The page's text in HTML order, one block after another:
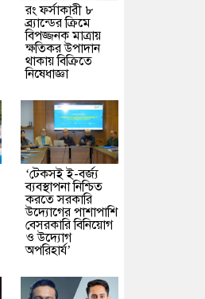
রং ফর্সাকারী ৮
ব্র্যান্ডের ক্রিমে
বিপজ্জনক মাত্রায়
ক্ষতিকর উপাদান
থাকায় বিক্রিতে
নিষেধাজ্ঞা
‘টেকসই ই-বর্জ্য
ব্যবস্থাপনা নিশ্চিত
করতে সরকারি
উদ্যোগের পাশাপাশি
বেসরকারি বিনিয়োগ
ও উদ্যোগ
অপরিহার্য’